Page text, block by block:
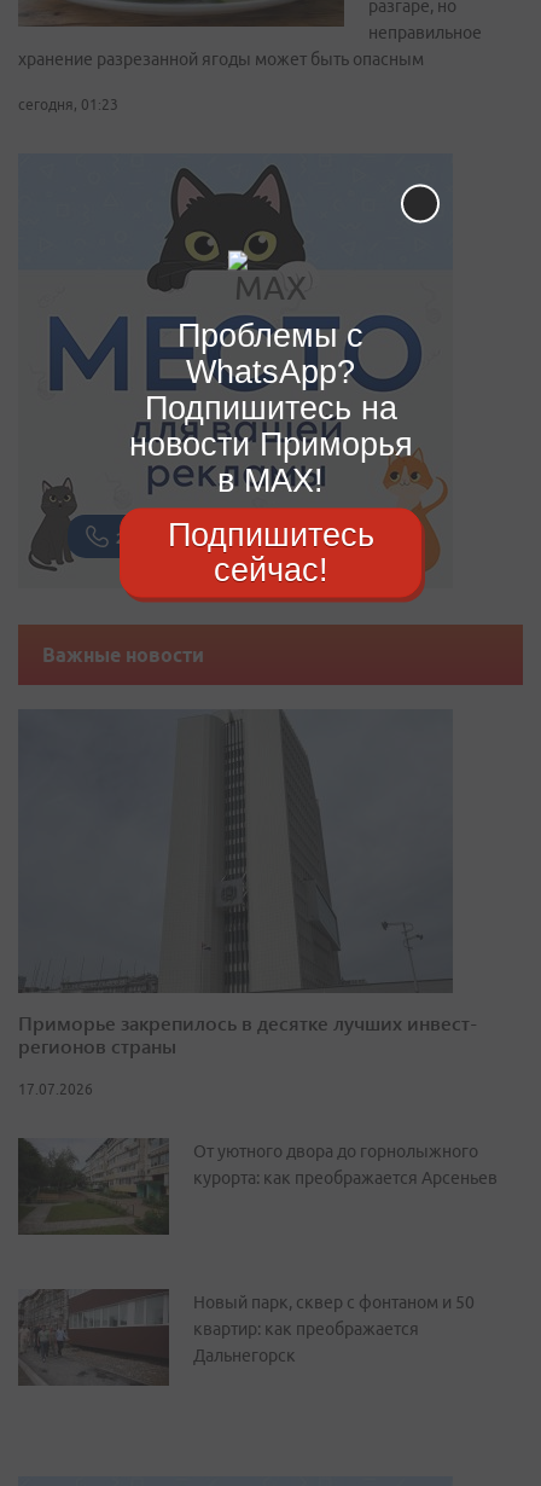
разгаре, но
неправильное
хранение разрезанной ягоды может быть опасным
сегодня, 01:23
Важные новости
Приморье закрепилось в десятке лучших инвест-
регионов страны
17.07.2026
От уютного двора до горнолыжного
курорта: как преображается Арсеньев
Новый парк, сквер с фонтаном и 50
квартир: как преображается
Дальнегорск
Проблемы с
WhatsApp?
Подпишитесь на
новости Приморья
в MAX!
Подпишитесь
сейчас!